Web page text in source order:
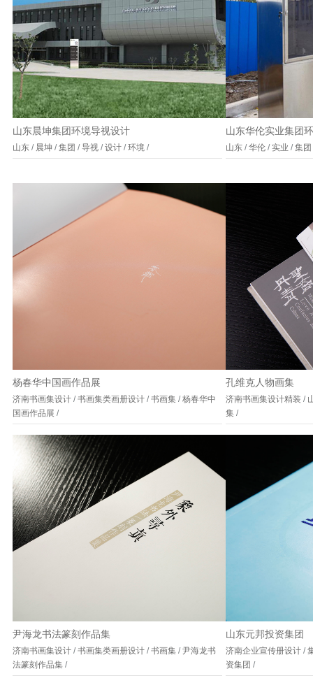
山东晨坤集团环境导视设计
山东 / 晨坤 /集团 /导视 /设计 /环境 /
山东华伦实业集团
山东 /华伦 /实业 /集团
杨春华中国画作品展
济南书画集设计 /书画集类画册设计 /书画集 /杨春华中
国画作品展 /
孔维克人物画集
济南书画集设计精装 /
集 /
尹海龙书法篆刻作品集
济南书画集设计 /书画集类画册设计 /书画集 /尹海龙书
法篆刻作品集 /
山东元邦投资集团
济南企业宣传册设计 /
资集团 /